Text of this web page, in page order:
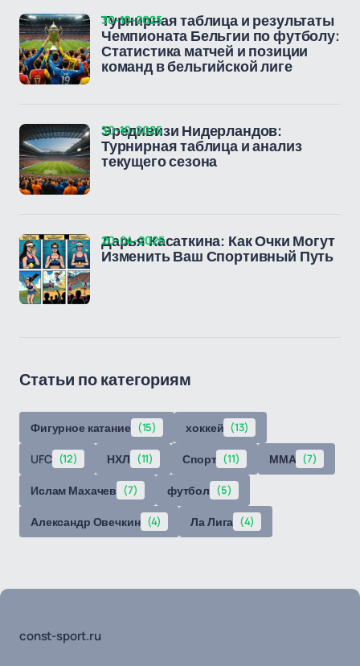
Турнирная таблица и результаты
Чемпионата Бельгии по футболу:
Статистика матчей и позиции
команд в бельгийской лиге
30-10-2025
Эредивизи Нидерландов:
Турнирная таблица и анализ
текущего сезона
30-10-2025
Дарья Касаткина: Как Очки Могут
Изменить Ваш Спортивный Путь
20-04-2025
Статьи по категориям
Фигурное катание (15) хоккей (13)
UFC (12) НХЛ (11) Спорт (11) ММА (7)
Ислам Махачев (7) футбол (5)
Александр Овечкин (4) Ла Лига (4)
const-sport.ru